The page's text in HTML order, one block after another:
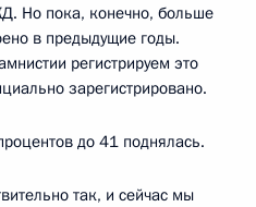
Но пока, конечно, больше
в предыдущие годы.
регистрируем это
зарегистрировано.
до 41 поднялась.
так, и сейчас мы